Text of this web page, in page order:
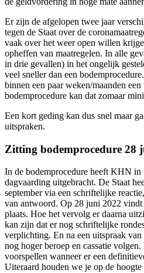
Er zijn de afgelopen twee jaar
tegen de Staat over de
vaak over het weer open willen
opheffen van maatregelen. In alle
in drie gevallen) in het ongelijk
veel sneller dan een
binnen een paar weken/maanden
bodemprocedure kan dat zomaar
Een kort geding kan dus snel maar
uitspraken.
Zitting bodemprocedure 28
In de bodemprocedure heeft KHN in
dagvaarding uitgebracht. De Staat
september via een schriftelijke
van antwoord. Op 28 juni 2022
plaats. Hoe het vervolg er daarna
kan zijn dat er nog schriftelijke
verplichting. En na een uitspraak
nog hoger beroep en cassatie
voorspellen wanneer er een
Uiteraard houden we je op de